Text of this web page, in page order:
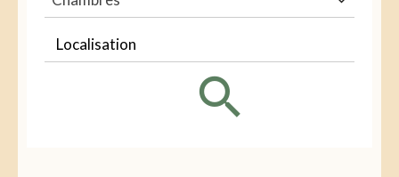
Localisation